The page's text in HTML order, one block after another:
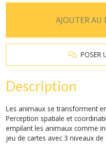
AJOUTER AU
POSER
Description
Les animaux se transforment
Perception spatiale et
empilant les animaux comme
jeu de cartes avec 3 niveaux